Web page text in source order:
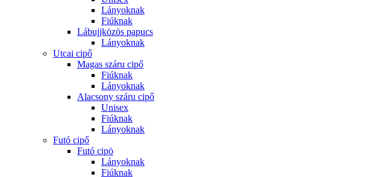
Lányoknak
Fiúknak
Lábujjközös papucs
Lányoknak
Utcai cipő
Magas száru cipő
Fiúknak
Lányoknak
Alacsony száru cipő
Unisex
Fiúknak
Lányoknak
Futó cipő
Futó cipö
Lányoknak
Fiúknak